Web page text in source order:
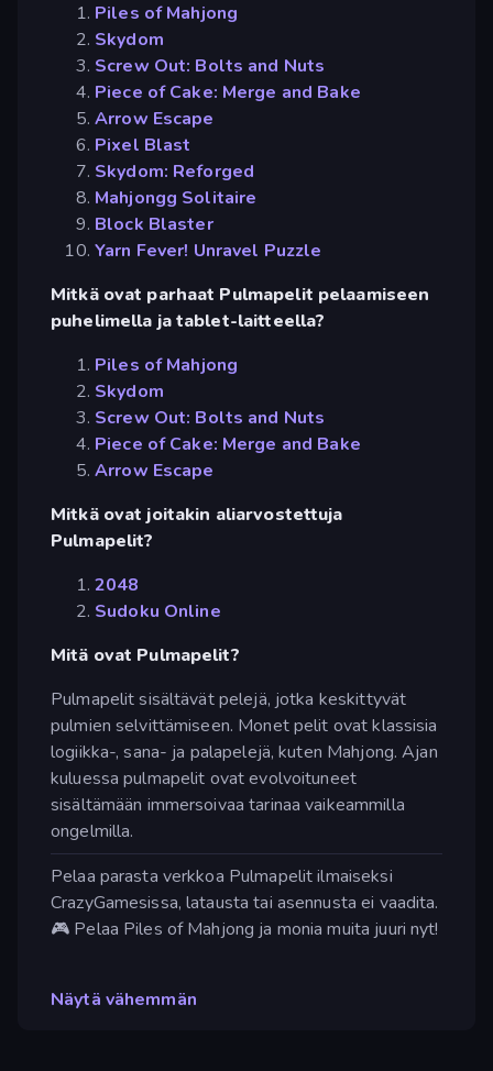
Piles of Mahjong
Skydom
Screw Out: Bolts and Nuts
Piece of Cake: Merge and Bake
Arrow Escape
Pixel Blast
Skydom: Reforged
Mahjongg Solitaire
Block Blaster
Yarn Fever! Unravel Puzzle
Mitkä ovat parhaat Pulmapelit pelaamiseen
puhelimella ja tablet-laitteella?
Piles of Mahjong
Skydom
Screw Out: Bolts and Nuts
Piece of Cake: Merge and Bake
Arrow Escape
Mitkä ovat joitakin aliarvostettuja
Pulmapelit?
2048
Sudoku Online
Mitä ovat Pulmapelit?
Pulmapelit sisältävät pelejä, jotka keskittyvät
pulmien selvittämiseen. Monet pelit ovat klassisia
logiikka-, sana- ja palapelejä, kuten Mahjong. Ajan
kuluessa pulmapelit ovat evolvoituneet
sisältämään immersoivaa tarinaa vaikeammilla
ongelmilla.
Pelaa parasta verkkoa Pulmapelit ilmaiseksi
CrazyGamesissa, latausta tai asennusta ei vaadita.
🎮 Pelaa Piles of Mahjong ja monia muita juuri nyt!
Näytä vähemmän